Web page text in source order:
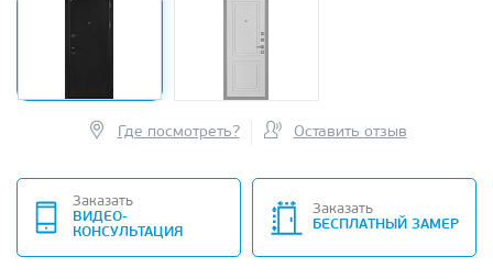
Где посмотреть? Оставить отзыв
Заказать
ВИДЕО-
КОНСУЛЬТАЦИЯ
Заказать
БЕСПЛАТНЫЙ ЗАМЕР